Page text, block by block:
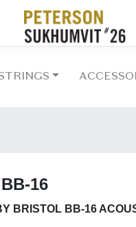
16
BRISTOL BB-16